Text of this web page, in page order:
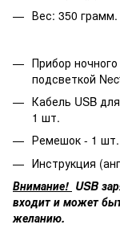
Вес: 350 грамм.
Прибор
подсветкой
Кабель USB
1 шт.
Ремешок - 1 шт.
Инструкция
Внимание! USB
входит и может
желанию.